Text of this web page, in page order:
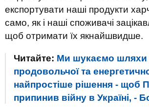
експортувати наші продукти
само, як і наші споживачі
щоб отримати їх якнайшвидше.
Читайте: Ми шукаємо шляхи
продовольчої та
найпростіше рішення - щоб
припинив війну в Україні, -